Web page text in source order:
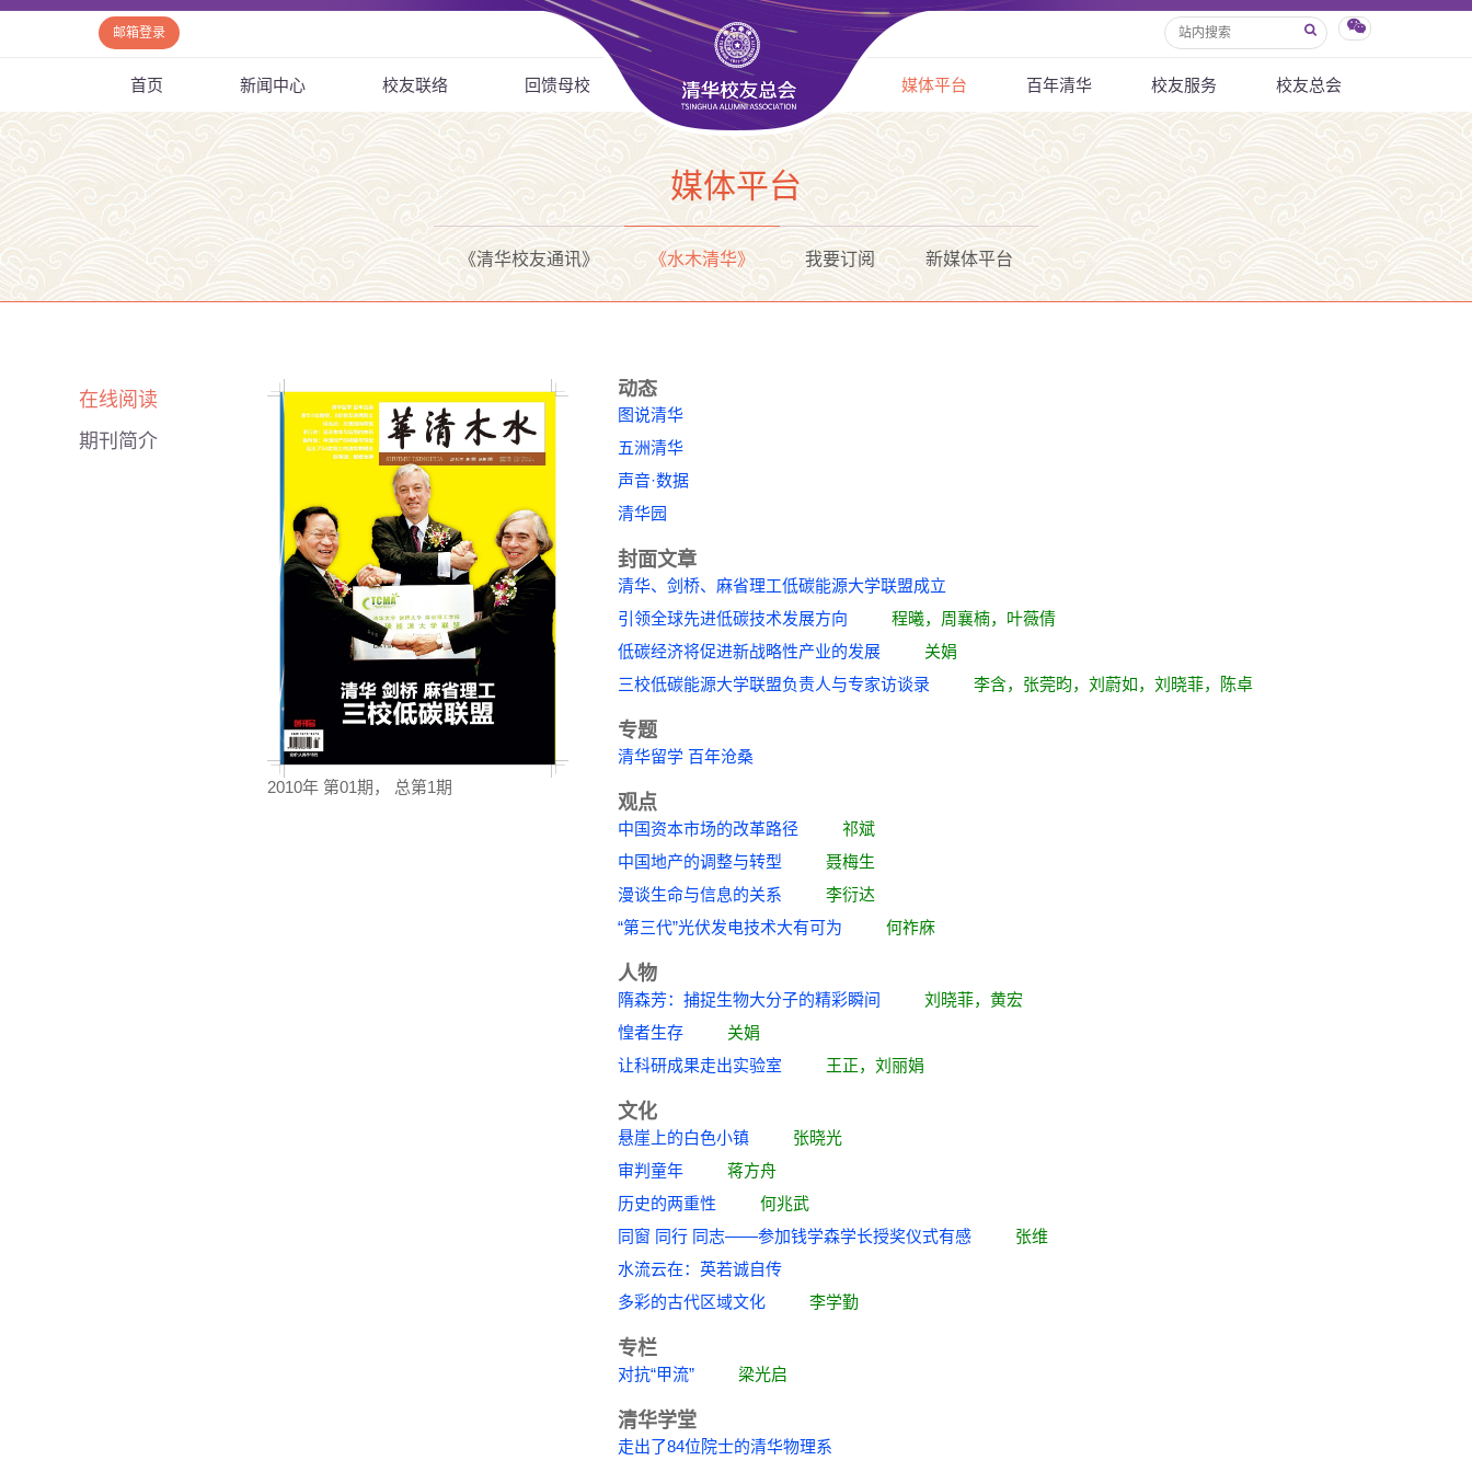
邮箱登录
首页 新闻中心 校友联络 回馈母校 媒体平台 百年清华 校友服务 校友总会
媒体平台
《清华校友通讯》 《水木清华》 我要订阅 新媒体平台
在线阅读
期刊简介
2010年 第01期， 总第1期
动态
图说清华
五洲清华
声音·数据
清华园
封面文章
清华、剑桥、麻省理工低碳能源大学联盟成立
引领全球先进低碳技术发展方向 程曦，周襄楠，叶薇倩
低碳经济将促进新战略性产业的发展 关娟
三校低碳能源大学联盟负责人与专家访谈录 李含，张莞昀，刘蔚如，刘晓菲，陈卓
专题
清华留学 百年沧桑
观点
中国资本市场的改革路径 祁斌
中国地产的调整与转型 聂梅生
漫谈生命与信息的关系 李衍达
“第三代”光伏发电技术大有可为 何祚庥
人物
隋森芳：捕捉生物大分子的精彩瞬间 刘晓菲，黄宏
惶者生存 关娟
让科研成果走出实验室 王正，刘丽娟
文化
悬崖上的白色小镇 张晓光
审判童年 蒋方舟
历史的两重性 何兆武
同窗 同行 同志——参加钱学森学长授奖仪式有感 张维
水流云在：英若诚自传
多彩的古代区域文化 李学勤
专栏
对抗“甲流” 梁光启
清华学堂
走出了84位院士的清华物理系